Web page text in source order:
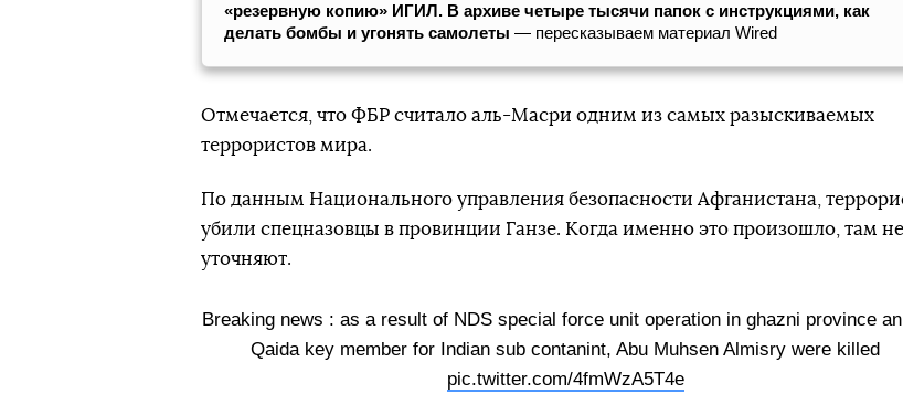
«резервную копию» ИГИЛ. В архиве четыре тысячи папок с инструкциями, как
делать бомбы и угонять самолеты — пересказываем материал Wired
Отмечается, что ФБР считало аль-Масри одним из самых разыскиваемых
террористов мира.
По данным Национального управления безопасности Афганистана,
убили спецназовцы в провинции Ганзе. Когда именно это произошло, там не
уточняют.
Breaking news : as a result of NDS special force unit operation in ghazni province
Qaida key member for Indian sub contanint, Abu Muhsen Almisry were killed
pic.twitter.com/4fmWzA5T4e